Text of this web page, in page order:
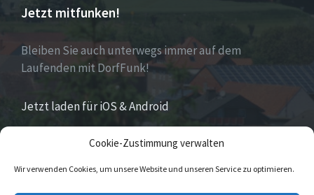
Cookie-Zustimmung verwalten
Wir verwenden Cookies, um unsere Website und unseren Service zu optimieren.
Jetzt mitfunken!
Bleiben Sie auch unterwegs immer auf dem
Laufenden mit DorfFunk!
Jetzt laden für iOS & Android